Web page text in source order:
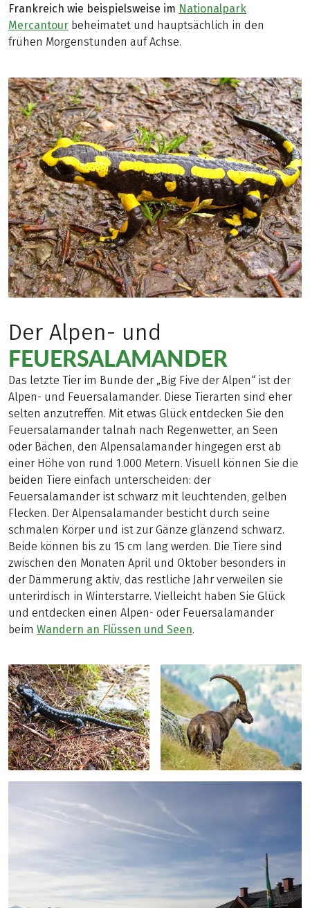
Frankreich wie beispielsweise im Nationalpark
Mercantour beheimatet und hauptsächlich in den
frühen Morgenstunden auf Achse.
Der Alpen- und
FEUERSALAMANDER
Das letzte Tier im Bunde der „Big Five der Alpen“ ist der
Alpen- und Feuersalamander. Diese Tierarten sind eher
selten anzutreffen. Mit etwas Glück entdecken Sie den
Feuersalamander talnah nach Regenwetter, an Seen
oder Bächen, den Alpensalamander hingegen erst ab
einer Höhe von rund 1.000 Metern. Visuell können Sie die
beiden Tiere einfach unterscheiden: der
Feuersalamander ist schwarz mit leuchtenden, gelben
Flecken. Der Alpensalamander besticht durch seine
schmalen Körper und ist zur Gänze glänzend schwarz.
Beide können bis zu 15 cm lang werden. Die Tiere sind
zwischen den Monaten April und Oktober besonders in
der Dämmerung aktiv, das restliche Jahr verweilen sie
unterirdisch in Winterstarre. Vielleicht haben Sie Glück
und entdecken einen Alpen- oder Feuersalamander
beim Wandern an Flüssen und Seen.